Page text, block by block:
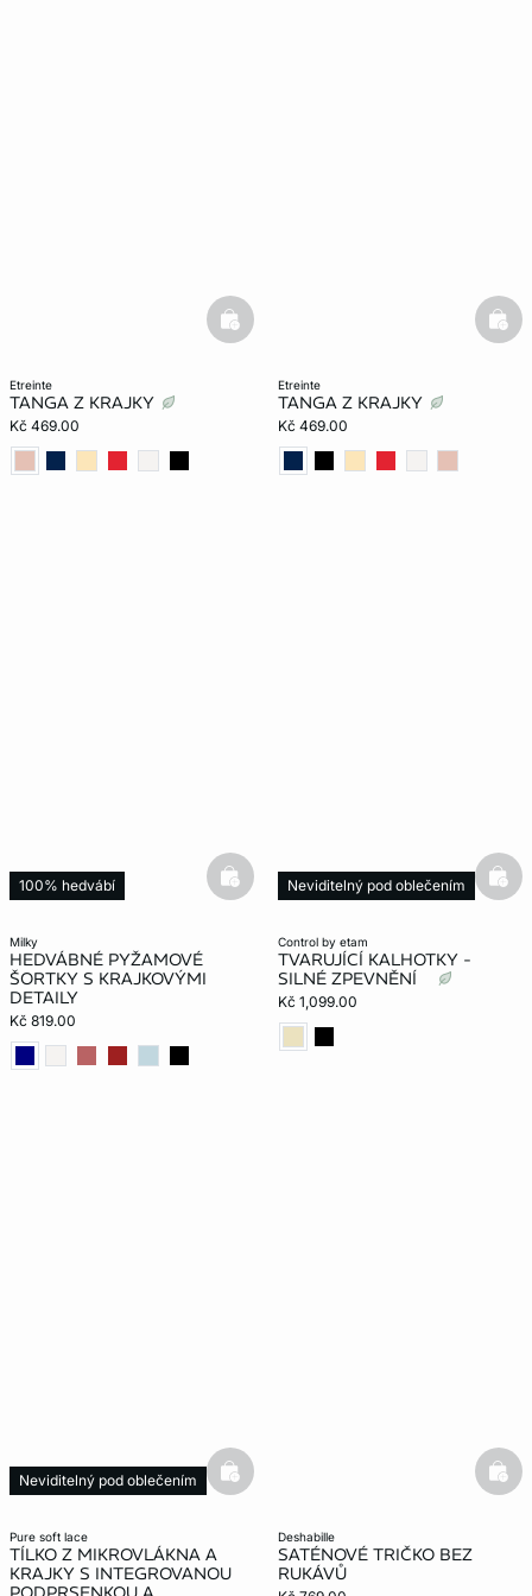
etreinte
TANGA Z KRAJKY
Kč 469.00
basketfull
etreinte
TANGA Z KRAJKY
Kč 469.00
milky
HEDVÁBNÉ PYŽAMOVÉ
ŠORTKY S KRAJKOVÝMI
DETAILY
Kč 819.00
100% hedvábí basketfull
control by etam
TVARUJÍCÍ KALHOTKY -
SILNÉ ZPEVNĚNÍ
Kč 1,099.00
Neviditelný pod oblečením
pure soft lace
TÍLKO Z MIKROVLÁKNA A
KRAJKY S INTEGROVANOU
Neviditelný pod oblečením basketfull
deshabille
SATÉNOVÉ TRIČKO BEZ
RUKÁVŮ